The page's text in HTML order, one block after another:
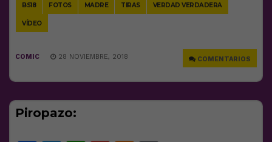
BS18 FOTOS MADRE TIRAS VERDAD VERDADERA
VÍDEO
COMENTARIOS
COMIC 28 NOVIEMBRE, 2018
Piropazo: